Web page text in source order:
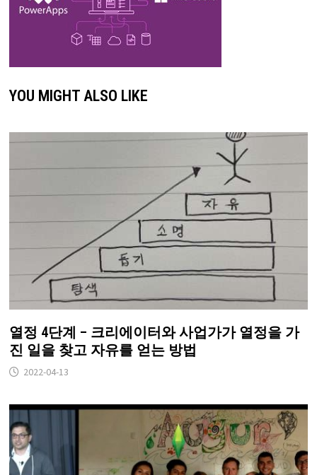
YOU MIGHT ALSO LIKE
열정 4단계 – 크리에이터와 사업가가 열정을 가
진 일을 찾고 자유를 얻는 방법
2022-04-13